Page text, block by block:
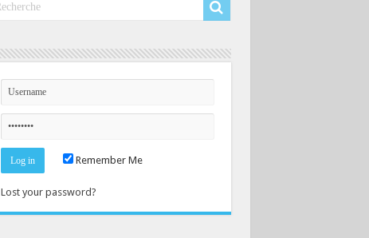
Remember Me
Lost your password?